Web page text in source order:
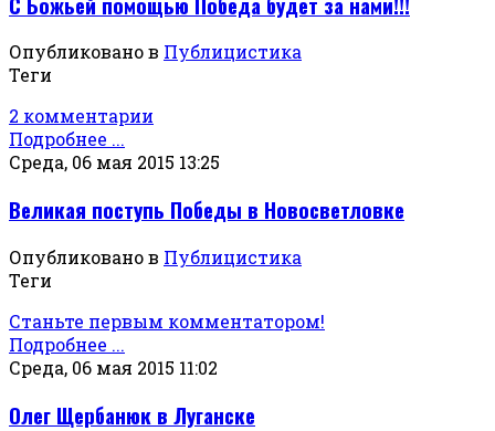
Опубликовано в Публицистика
Теги
2 комментарии
Подробнее ...
Среда, 06 мая 2015 13:25
Великая поступь Победы в Новосветловке
Опубликовано в Публицистика
Теги
Станьте первым комментатором!
Подробнее ...
Среда, 06 мая 2015 11:02
Олег Щербанюк в Луганске